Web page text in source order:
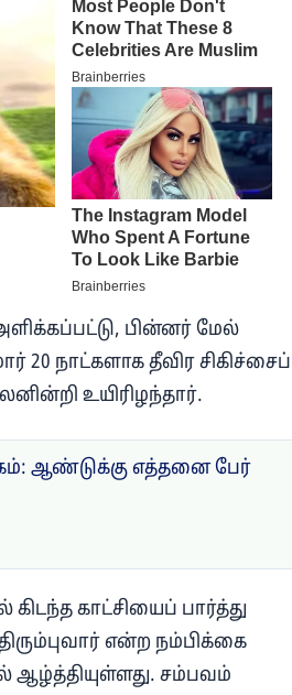
பின்னர் மேல்
20 நாட்களாக தீவிர சிகிச்சைப்
உயிரிழந்தார்.
ஆண்டுக்கு எத்தனை பேர்
காட்சியைப் பார்த்து
என்ற நம்பிக்கை
ஆழ்த்தியுள்ளது. சம்பவம்